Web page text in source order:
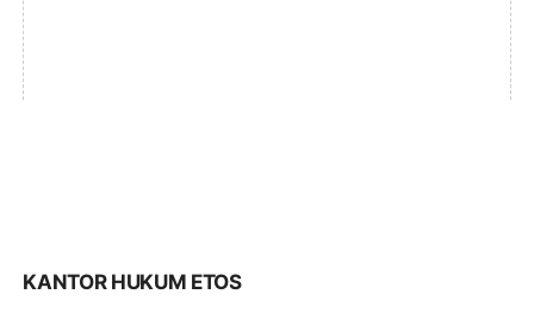
KANTOR HUKUM ETOS